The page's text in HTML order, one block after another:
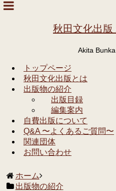
秋田文化出版
Akita
トップページ
秋田文化出版とは
出版物の紹介
出版目録
編集案内
自費出版について
Q&A 〜よくあるご質問〜
関連団体
お問い合わせ
ホーム
出版物の紹介